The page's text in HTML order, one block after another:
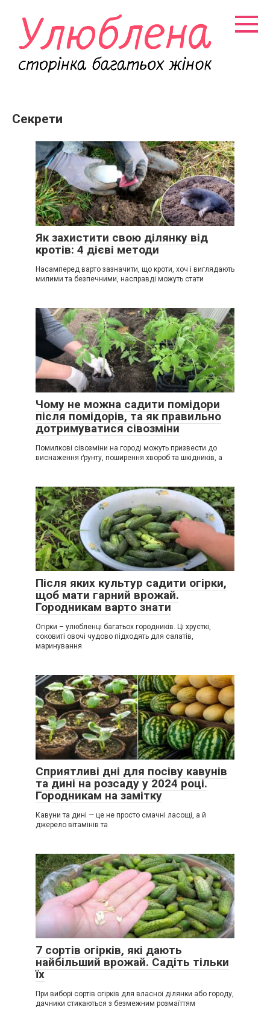
контенту
Секрети
Як захистити свою ділянку від
кротів: 4 дієві методи
Насамперед варто зазначити, що кроти, хоч і виглядають
милими та безпечними, насправді можуть стати
Чому не можна садити помідори
після помідорів, та як правильно
дотримуватися сівозміни
Помилкові сівозміни на городі можуть призвести до
виснаження ґрунту, поширення хвороб та шкідників, а
Після яких культур садити огірки,
щоб мати гарний врожай.
Городникам варто знати
Огірки – улюбленці багатьох городників. Ці хрусткі,
соковиті овочі чудово підходять для салатів,
маринування
Сприятливі дні для посіву кавунів
та дині на розсаду у 2024 році.
Городникам на замітку
Кавуни та дині — це не просто смачні ласощі, а й
джерело вітамінів та
7 сортів огірків, які дають
найбільший врожай. Садіть тільки
їх
При виборі сортів огірків для власної ділянки або городу,
дачники стикаються з безмежним розмаїттям